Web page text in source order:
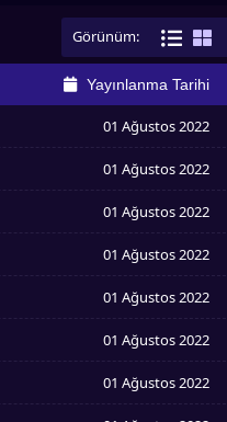
Görünüm:
Yayınlanma Tarihi
01 Ağustos 2022
01 Ağustos 2022
01 Ağustos 2022
01 Ağustos 2022
01 Ağustos 2022
01 Ağustos 2022
01 Ağustos 2022